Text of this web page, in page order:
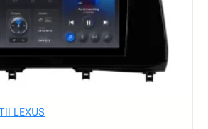
LEXUS